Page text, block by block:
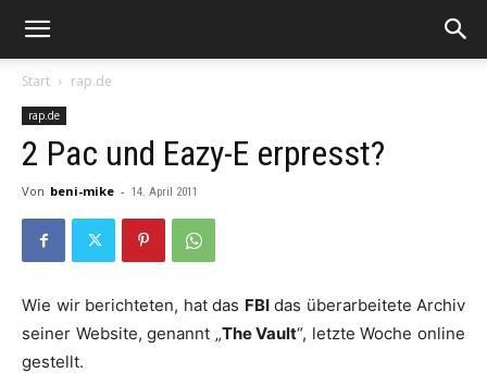
Start rap.de
rap.de
2 Pac und Eazy-E erpresst?
Von beni-mike - 14. April 2011
Wie wir berichteten, hat das FBIdas überarbeitete Archiv
seiner Website, genannt „The Vault“, letzte Woche online
gestellt.